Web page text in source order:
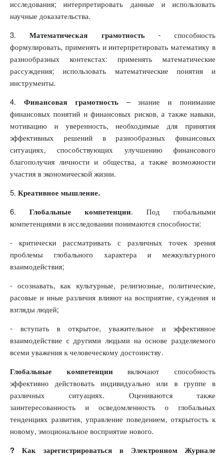
исследования; интерпретировать данные и использовать
научные доказательства.
3.Математическая грамотность- способность
формулировать, применять и интерпретировать математику в
разнообразных контекстах: применять математические
рассуждения; использовать математические понятия и
инструменты.
4. Финансовая грамотность – знание и понимание
финансовых понятий и финансовых рисков, а также навыки,
мотивацию и уверенность, необходимые для принятия
эффективных решений в разнообразных финансовых
ситуациях, способствующих улучшению финансового
благополучия личности и общества, а также возможности
участия в экономической жизни.
5. Креативное мышление.
6. Глобальные компетенции. Под глобальными
компетенциями в исследовании понимаются способности:
- критически рассматривать с различных точек зрения
проблемы глобального характера и межкультурного
взаимодействия;
- осознавать, как культурные, религиозные, политические,
расовые и иные различия влияют на восприятие, суждения и
взгляды людей;
- вступать в открытое, уважительное и эффективное
взаимодействие с другими людьми на основе разделяемого
всеми уважения к человеческому достоинству.
Глобальные компетенциивключают способность
эффективно действовать индивидуально или в группе в
различных ситуациях. Оцениваются также
заинтересованность и осведомленность о глобальных
тенденциях развития, управление поведением, открытость к
новому, эмоциональное восприятие нового.
? Как зарегистрироваться в Электронном Журнале